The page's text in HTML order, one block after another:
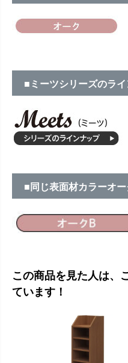
■ミーツシリーズのラ
■同じ表面材カラーオ
この商品を見た人は、
ています！